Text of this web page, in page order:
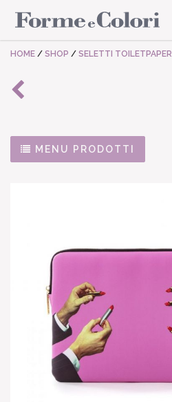
HOME / SHOP / SELETTI TOILETPAPER
MENU PRODOTTI